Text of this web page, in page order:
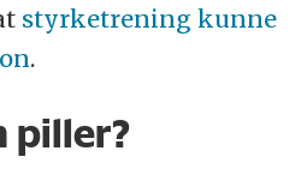
styrketrening kunne
.
piller?